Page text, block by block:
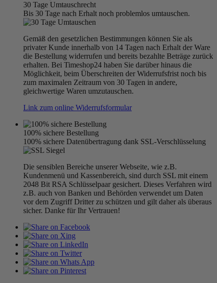
30 Tage Umtauschrecht
Bis 30 Tage nach Erhalt noch problemlos umtauschen.
Gemäß den gesetzlichen Bestimmungen können Sie als
privater Kunde innerhalb von 14 Tagen nach Erhalt der Ware
die Bestellung widerrufen und bereits bezahlte Beträge zurück
erhalten. Bei Timeshop24 haben Sie darüber hinaus die
Möglichkeit, beim Überschreiten der Widerrufsfrist noch bis
zum maximalen Zeitraum von 30 Tagen in andere,
gleichwertige Waren umzutauschen.
Link zum online Widerrufsformular
100% sichere Bestellung
100% sichere Datenübertragung dank SSL-Verschlüsselung
Die sensiblen Bereiche unserer Webseite, wie z.B.
Kundenmenü und Kassenbereich, sind durch SSL mit einem
2048 Bit RSA Schlüsselpaar gesichert. Dieses Verfahren wird
z.B. auch von Banken und Behörden verwendet um Daten
vor dem Zugriff Dritter zu schützen und gilt daher als überaus
sicher. Danke für Ihr Vertrauen!